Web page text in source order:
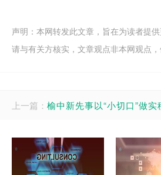
声明：本网转发此文章，旨在为读者提
请与有关方核实，文章观点非本网观点，
上一篇： 榆中新先事以“小切口”做实